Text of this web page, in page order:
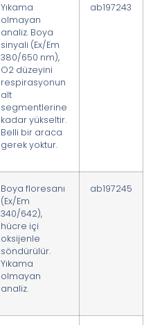
Yıkama
olmayan
analiz. Boya
sinyali (Ex/Em
380/650 nm),
O2 düzeyini
respirasyonun
alt
segmentlerine
kadar yükseltir.
Belli bir araca
gerek yoktur.
ab197243
Boya floresanı
(Ex/Em
340/642),
hücre içi
oksijenle
söndürülür.
Yıkama
olmayan
analiz.
ab197245